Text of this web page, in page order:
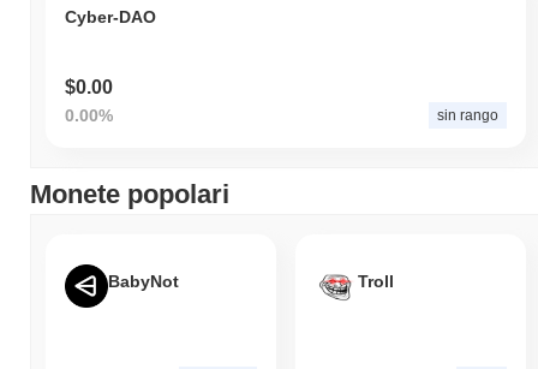
Cyber-DAO
$0.00
0.00% sin rango
Monete popolari
BabyNot Troll